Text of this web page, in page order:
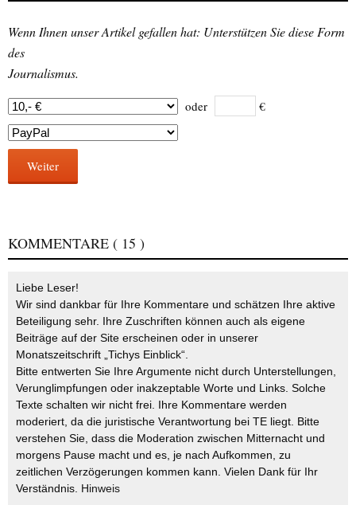
Wenn Ihnen unser Artikel gefallen hat: Unterstützen Sie diese Form
des
Journalismus.
oder €
Weiter
KOMMENTARE ( 15 )
Liebe Leser!
Wir sind dankbar für Ihre Kommentare und schätzen Ihre aktive
Beteiligung sehr. Ihre Zuschriften können auch als eigene
Beiträge auf der Site erscheinen oder in unserer
Monatszeitschrift „Tichys Einblick“.
Bitte entwerten Sie Ihre Argumente nicht durch Unterstellungen,
Verunglimpfungen oder inakzeptable Worte und Links. Solche
Texte schalten wir nicht frei. Ihre Kommentare werden
moderiert, da die juristische Verantwortung bei TE liegt. Bitte
verstehen Sie, dass die Moderation zwischen Mitternacht und
morgens Pause macht und es, je nach Aufkommen, zu
zeitlichen Verzögerungen kommen kann. Vielen Dank für Ihr
Verständnis. Hinweis